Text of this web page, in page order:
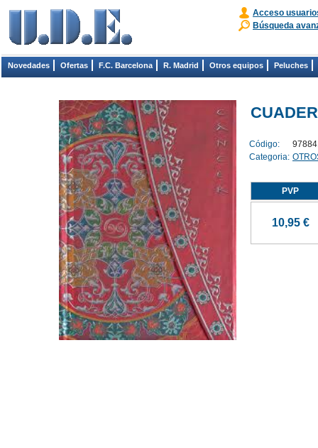
Acceso
Búsqueda
Novedades Ofertas F.C. Barcelona R. Madrid Otros equipos Peluches
Código:
Categoria:
PVP
10,95 €